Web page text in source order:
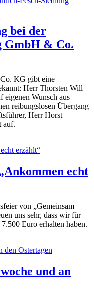
bei der
GmbH & Co.
KG gibt eine
Herr Thorsten Will
eigenen Wunsch aus
reibungslosen Übergang
Herr Horst
auf.
echt
von „Gemeinsam
uns sehr, dass wir für
Euro erhalten haben.
und an